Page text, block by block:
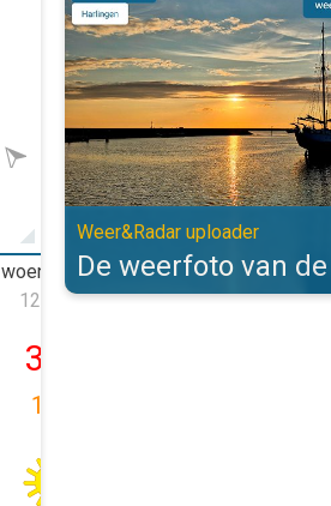
21°
0 %
30
0
woensdag
12-08
33
18
donderdag
13-08
Weer&Radar uploader
De weerfoto van